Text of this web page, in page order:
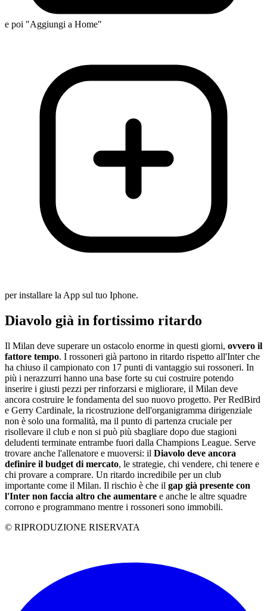
e poi "Aggiungi a Home"
per installare la App sul tuo Iphone.
Diavolo già in fortissimo ritardo
Il Milan deve superare un ostacolo enorme in questi giorni, ovvero il
fattore tempo. I rossoneri già partono in ritardo rispetto all'Inter che
ha chiuso il campionato con 17 punti di vantaggio sui rossoneri. In
più i nerazzurri hanno una base forte su cui costruire potendo
inserire i giusti pezzi per rinforzarsi e migliorare, il Milan deve
ancora costruire le fondamenta del suo nuovo progetto. Per RedBird
e Gerry Cardinale, la ricostruzione dell'organigramma dirigenziale
non è solo una formalità, ma il punto di partenza cruciale per
risollevare il club e non si può più sbagliare dopo due stagioni
deludenti terminate entrambe fuori dalla Champions League. Serve
trovare anche l'allenatore e muoversi: il Diavolo deve ancora
definire il budget di mercato, le strategie, chi vendere, chi tenere e
chi provare a comprare. Un ritardo incredibile per un club
importante come il Milan. Il rischio è che il gap già presente con
l'Inter non faccia altro che aumentare e anche le altre squadre
corrono e programmano mentre i rossoneri sono immobili.
© RIPRODUZIONE RISERVATA